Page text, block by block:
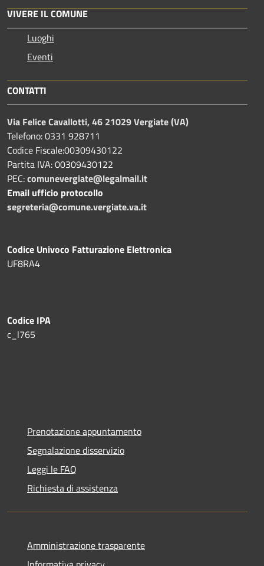
VIVERE IL COMUNE
Luoghi
Eventi
CONTATTI
Via Felice Cavallotti, 46 21029 Vergiate (VA)
Telefono: 0331 928711
Codice Fiscale:00309430122
Partita IVA: 00309430122
PEC:comunevergiate@legalmail.it
Email ufficio protocollo
segreteria@comune.vergiate.va.it
Codice Univoco Fatturazione Elettronica
UF8RA4
Codice IPA
c_l765
Prenotazione appuntamento
Segnalazione disservizio
Leggi le FAQ
Richiesta di assistenza
Amministrazione trasparente